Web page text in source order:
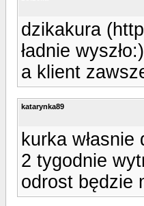
dzikakura
ładnie wyszło:)
a klient
katarynka89
kurka
2 tygodnie
odrost będzie